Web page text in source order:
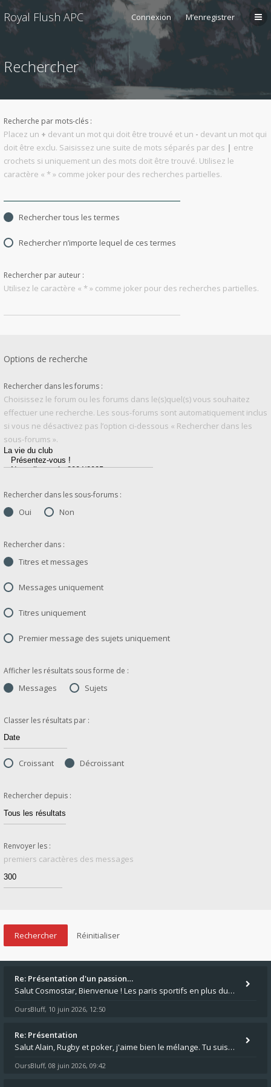
Royal Flush APC Connexion M’enregistrer
Rechercher
Recherche par mots-clés :
Placez un + devant un mot qui doit être trouvé et un - devant un mot qui
doit être exclu. Saisissez une suite de mots séparés par des | entre
crochets si uniquement un des mots doit être trouvé. Utilisez le
caractère « * » comme joker pour des recherches partielles.
Rechercher tous les termes
Rechercher n’importe lequel de ces termes
Rechercher par auteur :
Utilisez le caractère « * » comme joker pour des recherches partielles.
Options de recherche
Rechercher dans les forums :
Choisissez le forum ou les forums dans le(s)quel(s) vous souhaitez
effectuer une recherche. Les sous-forums sont automatiquement inclus
si vous ne désactivez pas l’option ci-dessous « Rechercher dans les
sous-forums ».
Rechercher dans les sous-forums :
Oui Non
Rechercher dans :
Titres et messages
Messages uniquement
Titres uniquement
Premier message des sujets uniquement
Afficher les résultats sous forme de :
Messages Sujets
Classer les résultats par :
Croissant Décroissant
Rechercher depuis :
Renvoyer les :
premiers caractères des messages
Re: Présentation d'un passion…
Salut Cosmostar, Bienvenue ! Les paris sportifs en plus du poker, c'est ce que je fais aussi. Surtout la NBA, je mise su
OursBluff, 10 juin 2026, 12:50
Re: Présentation
Salut Alain, Rugby et poker, j'aime bien le mélange. Tu suis le rugby du coin ? Moi j'essaie d'aller voir des matchs de
OursBluff, 08 juin 2026, 09:42